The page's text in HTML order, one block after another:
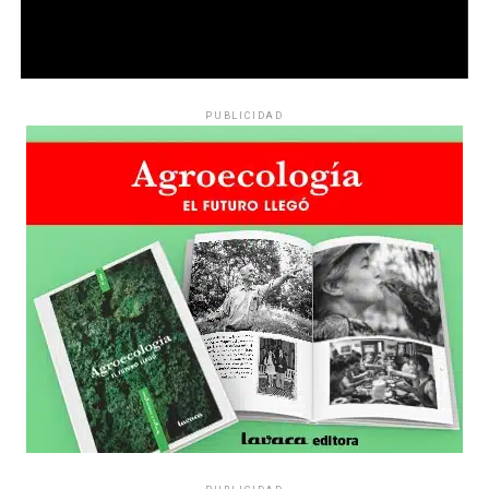
Década perdida: Marta Montero,
mamá de Lucía Pérez
PUBLICIDAD